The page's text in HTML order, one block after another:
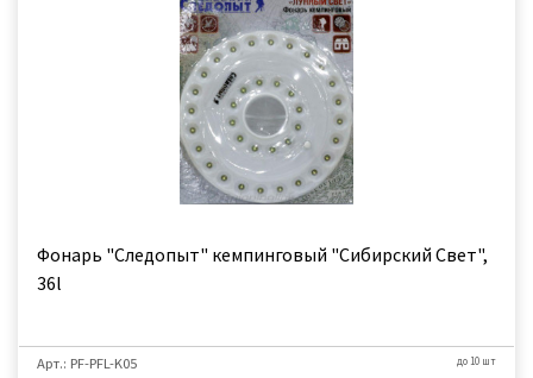
Фонарь "Следопыт" кемпинговый "Сибирский Свет",
36l
Арт.: PF-PFL-K05 до 10 шт